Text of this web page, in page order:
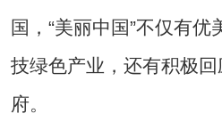
国，“美丽中国”不仅有
技绿色产业，还有积极
府。